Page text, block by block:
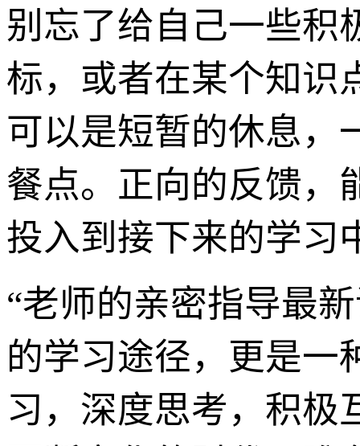
别忘了给自己一些积
标，或者在某个知识
可以是短暂的休息，
餐点。正向的反馈，
投入到接下来的学习
“老师的亲密指导最
的学习途径，更是一
习，深度思考，积极